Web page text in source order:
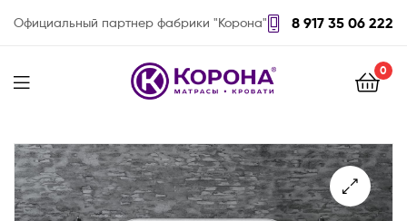
Официальный партнер фабрики "Корона" 8 917 35 06 222
0